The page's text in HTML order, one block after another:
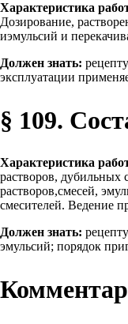
Характеристика
Дозирование,
иэмульсий и
Должен знать:
эксплуатации
§ 109.
Характеристика
растворов,
растворов,смесей,
смесителей. Ведение
Должен знать:
эмульсий; порядок